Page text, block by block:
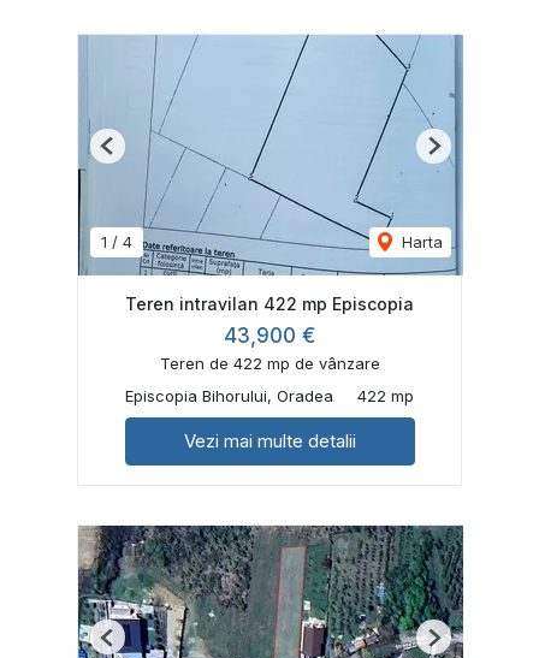
1 / 4 Harta
Previous Next
Teren intravilan 422 mp Episcopia
43,900 €
Teren de 422 mp de vânzare
Episcopia Bihorului, Oradea
422 mp
Vezi mai multe detalii
Previous Next